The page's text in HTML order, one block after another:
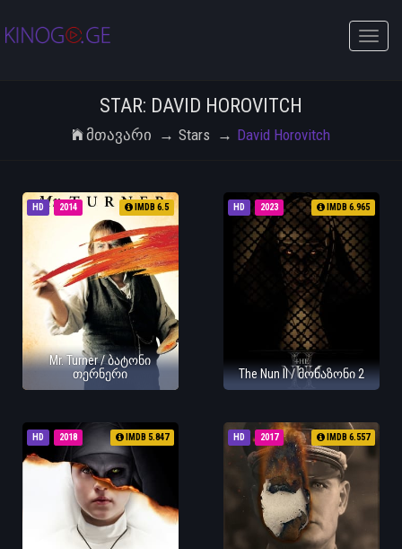
Toggle
STAR: DAVID HOROVITCH
Მთავარი Stars David Horovitch
HD 2014 IMDB 6.5
Mr. Turner / ბატონი
თერნერი
HD 2023 IMDB 6.965
The Nun II / მონაზონი 2
HD 2018 IMDB 5.847 HD 2017 IMDB 6.557